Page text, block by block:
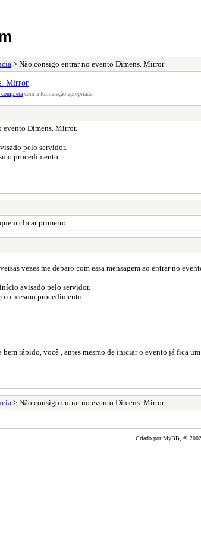
> Não consigo entrar no evento Dimens. Mirror
Mirror
completa com a formatação apropriada.
evento Dimens. Mirror.
pelo servidor.
procedimento.
clicar primeiro.
vezes me deparo com essa mensagem ao entrar no
avisado pelo servidor.
o mesmo procedimento.
rápido, você , antes mesmo de iniciar o evento já fica
> Não consigo entrar no evento Dimens. Mirror
Criado porMyBB, ©